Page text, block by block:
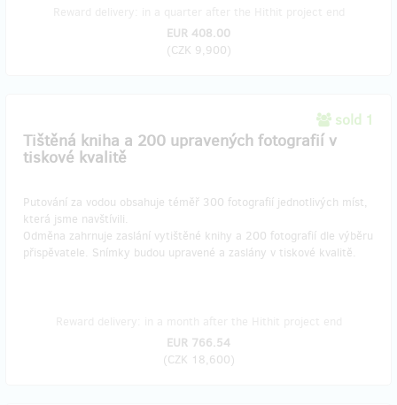
EUR 408.00
(CZK 9,900)
sold 1
Tištěná kniha a 200 upravených fotografií v
tiskové kvalitě
Putování za vodou obsahuje téměř 300 fotografií jednotlivých míst,
která jsme navštívili.
Odměna zahrnuje zaslání vytištěné knihy a 200 fotografií dle výběru
přispěvatele. Snímky budou upravené a zaslány v tiskové kvalitě.
EUR 766.54
(CZK 18,600)